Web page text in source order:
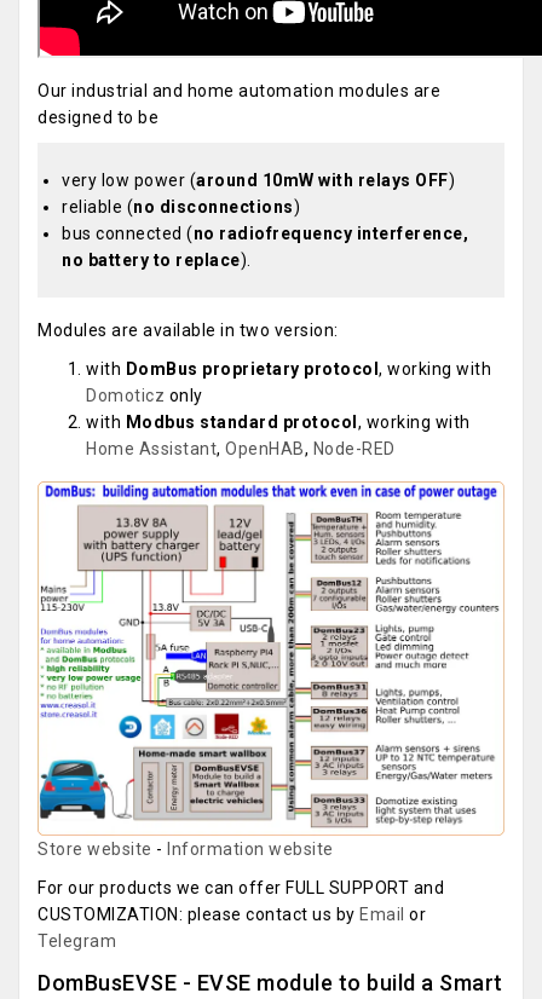
Our industrial and home automation modules are
designed to be
very low power (around 10mW with relays OFF)
reliable (no disconnections)
bus connected (no radiofrequency interference,
no battery to replace).
Modules are available in two version:
with DomBus proprietary protocol , working with
Domoticz only
with Modbus standard protocol , working with
Home Assistant, OpenHAB, Node-RED
Store website - Information website
For our products we can offer FULL SUPPORT and
CUSTOMIZATION: please contact us by Email or
Telegram
DomBusEVSE - EVSE module to build a Smart